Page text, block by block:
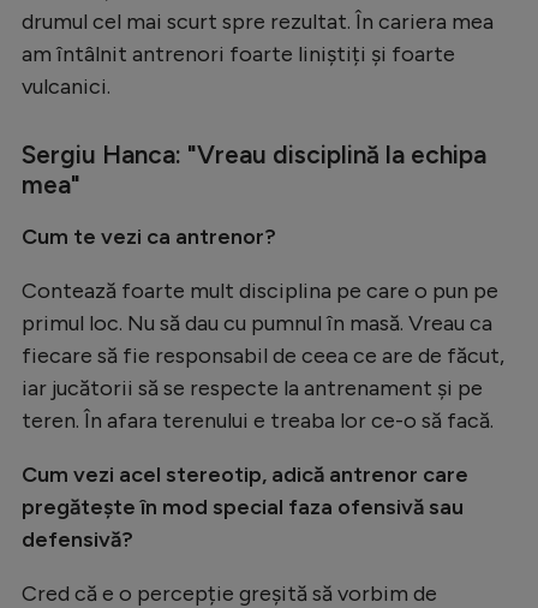
drumul cel mai scurt spre rezultat. În cariera mea
am întâlnit antrenori foarte liniștiți și foarte
vulcanici.
Sergiu Hanca: "Vreau disciplină la echipa
mea"
Cum te vezi ca antrenor?
Contează foarte mult disciplina pe care o pun pe
primul loc. Nu să dau cu pumnul în masă. Vreau ca
fiecare să fie responsabil de ceea ce are de făcut,
iar jucătorii să se respecte la antrenament și pe
teren. În afara terenului e treaba lor ce-o să facă.
Cum vezi acel stereotip, adică antrenor care
pregătește în mod special faza ofensivă sau
defensivă?
Cred că e o percepție greșită să vorbim de